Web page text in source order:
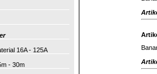
16A - 125A
- 30m